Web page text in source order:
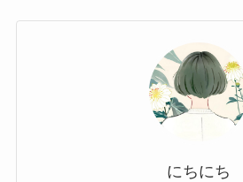
にちにち